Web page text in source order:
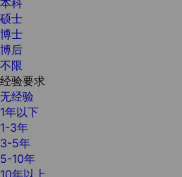
硕士
博士
博后
不限
经验要求
无经验
1年以下
1-3年
3-5年
5-10年
10年以上